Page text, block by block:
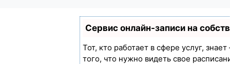
Сервис онлайн-записи на
Тот, кто работает в сфере услуг,
того, что нужно видеть свое